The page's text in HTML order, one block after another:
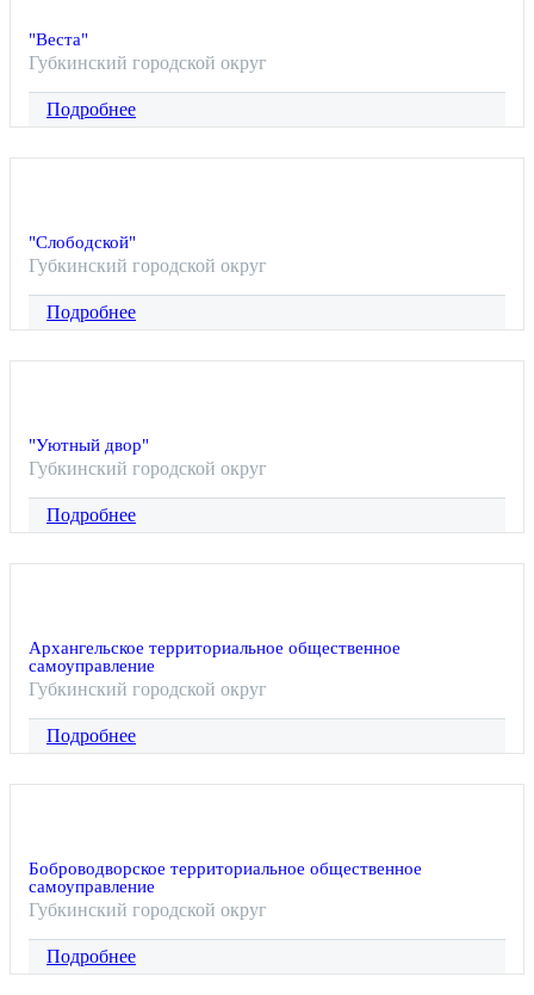
"Веста"
Губкинский городской округ
Подробнее
"Слободской"
Губкинский городской округ
Подробнее
"Уютный двор"
Губкинский городской округ
Подробнее
Архангельское территориальное общественное
самоуправление
Губкинский городской округ
Подробнее
Боброводворское территориальное общественное
самоуправление
Губкинский городской округ
Подробнее